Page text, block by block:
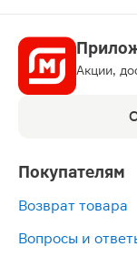
Акции,
Покупателям
Возврат товара
Вопросы и